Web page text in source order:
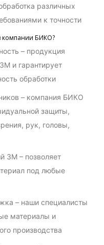
различных
к точности
компании БИКО?
– продукция
и гарантирует
обработки
– компания БИКО
защиты,
рук, головы,
3М – позволяет
под любые
– наши специалисты
материалы и
производства